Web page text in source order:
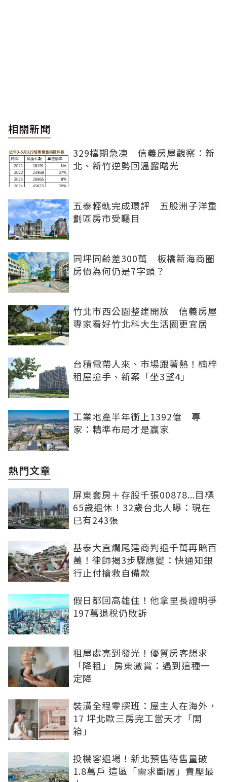
相關新聞
329檔期急凍 信義房屋觀察：新
北、新竹逆勢回溫露曙光
五泰輕軌完成環評 五股洲子洋重
劃區房市受矚目
同坪同齡差300萬 板橋新海商圈
房價為何仍是7字頭？
竹北市西公園整建開放 信義房屋
專家看好竹北科大生活圈更宜居
台積電帶人來、市場跟著熱！楠梓
租屋搶手、新案「坐3望4」
工業地產半年衝上1392億 專
家：精準布局才是贏家
熱門文章
屏東套房＋存股千張00878...目標
65歲退休！32歲台北人曝：現在
已有243張
基泰大直爛尾建商判退千萬再賠百
萬！律師揭3步驟應變：快通知銀
行止付搶救自備款
假日都回高雄住！他拿里長證明爭
197萬退稅仍敗訴
租屋處亮到發光！優質房客想求
「降租」 房東激賞：遇到這種一
定降
裝潢全程零探班：屋主人在海外，
17 坪北歐三房完工當天才「開
箱」
投機客退場！新北預售待售量破
1.8萬戶 這區「需求斷層」賣壓最